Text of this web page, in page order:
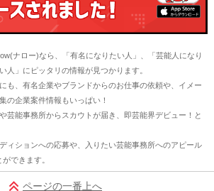
ナロー)なら、「有名になりたい人」、「芸能人になり
人」にピッタリの情報が見つかります。
も、有名企業やブランドからのお仕事の依頼や、イメー
の企業案件情報もいっぱい！
芸能事務所からスカウトが届き、即芸能界デビュー！と
ィションへの応募や、入りたい芸能事務所へのアピール
できます。
ページの一番上へ